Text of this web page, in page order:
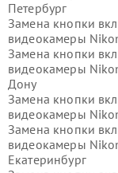
Петербург
Замена кнопки
видеокамеры
Замена кнопки
видеокамеры
Дону
Замена кнопки
видеокамеры
Замена кнопки
видеокамеры
Екатеринбург